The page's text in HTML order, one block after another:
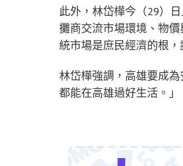
此外，林岱樺今（29）
攤商交流市場環境、物
統市場是庶民經濟的根
林岱樺強調，高雄要成
都能在高雄過好生活。」